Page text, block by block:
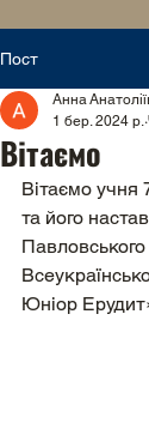
Пост
Вітаємо
Анна
1 бер. 2024 р.
Вітаємо
та його
Юніор